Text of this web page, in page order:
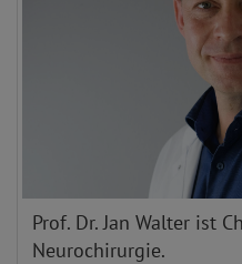
Prof. Dr. Jan Walter ist
Neurochirurgie.